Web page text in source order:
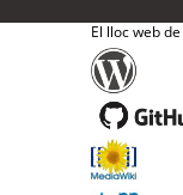
El lloc web